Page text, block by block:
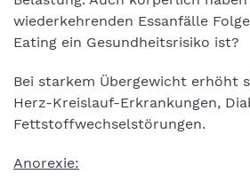
wiederkehrenden Essanfälle
Eating ein Gesundheitsrisiko ist?
Bei starkem Übergewicht erhöht
Herz-Kreislauf-Erkrankungen,
Fettstoffwechselstörungen.
Anorexie: